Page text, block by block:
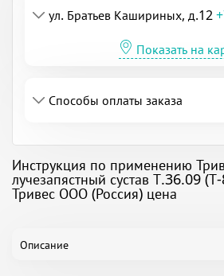
ул. Братьев Кашириных, д.12
Показать на
Способы оплаты заказа
Инструкция по применению
лучезапястный сустав Т.36.09
Тривес ООО (Россия) цена
Описание